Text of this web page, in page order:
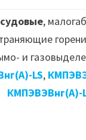
,
и
LS,
КМПЭВЭВнг(А)-